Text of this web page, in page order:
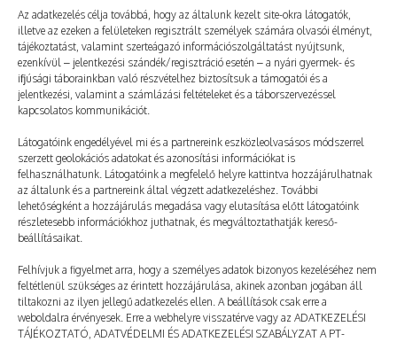
Az adatkezelés célja továbbá, hogy az általunk kezelt site-okra látogatók,
illetve az ezeken a felületeken regisztrált személyek számára olvasói élményt,
tájékoztatást, valamint szerteágazó információszolgáltatást nyújtsunk,
ezenkívül – jelentkezési szándék/regisztráció esetén – a nyári gyermek- és
ifjúsági táborainkban való részvételhez biztosítsuk a támogatói és a
jelentkezési, valamint a számlázási feltételeket és a táborszervezéssel
kapcsolatos kommunikációt.
Látogatóink engedélyével mi és a partnereink eszközleolvasásos módszerrel
szerzett geolokációs adatokat és azonosítási információkat is
felhasználhatunk. Látogatóink a megfelelő helyre kattintva hozzájárulhatnak
az általunk és a partnereink által végzett adatkezeléshez. További
lehetőségként a hozzájárulás megadása vagy elutasítása előtt látogatóink
részletesebb információkhoz juthatnak, és megváltoztathatják kereső-
beállításaikat.
Felhívjuk a figyelmet arra, hogy a személyes adatok bizonyos kezeléséhez nem
feltétlenül szükséges az érintett hozzájárulása, akinek azonban jogában áll
tiltakozni az ilyen jellegű adatkezelés ellen. A beállítások csak erre a
weboldalra érvényesek. Erre a webhelyre visszatérve vagy az ADATKEZELÉSI
TÁJÉKOZTATÓ, ADATVÉDELMI ÉS ADATKEZELÉSI SZABÁLYZAT A PT-
Tudd, hogy nem vagy egyedül!
2023. 04. 21.